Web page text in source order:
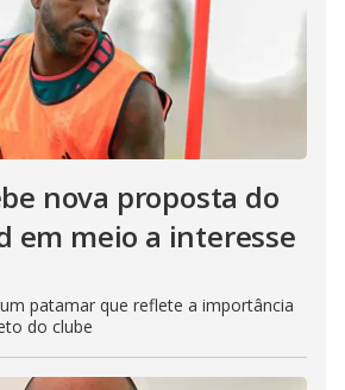
nova proposta do
em meio a interesse
patamar que reflete a importância
do clube